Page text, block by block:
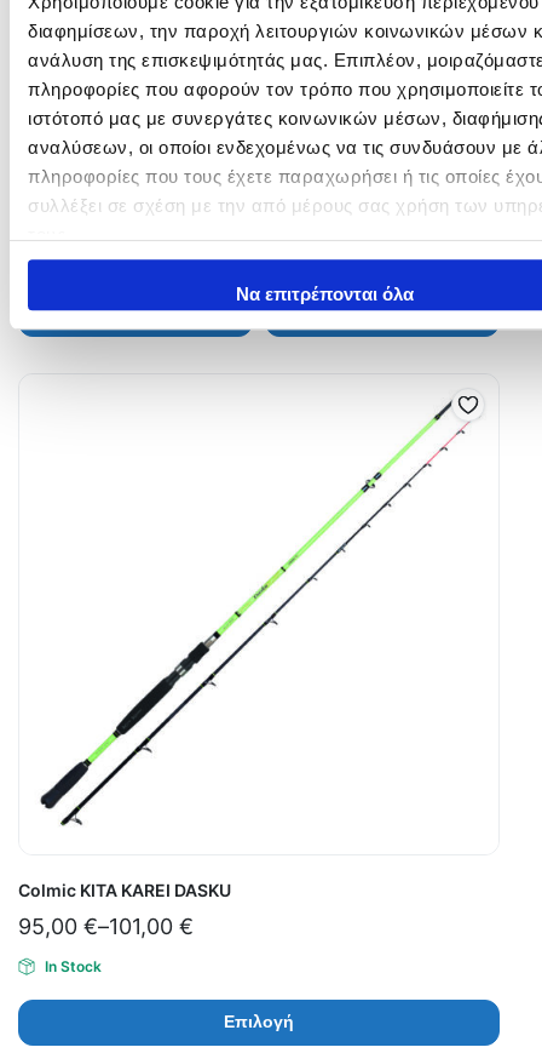
διαφημίσεων, την παροχή λειτουργιών κοινωνικών μέσων
ανάλυση της επισκεψιμότητάς μας. Επιπλέον,
πληροφορίες που αφορούν τον τρόπο που χρησιμοποιείτε
ιστότοπό μας με συνεργάτες κοινωνικών μέσων,
αναλύσεων, οι οποίοι ενδεχομένως να τις συνδυάσουν με
πληροφορίες που τους έχετε παραχωρήσει ή τις οποίες
συλλέξει σε σχέση με την από μέρους σας χρήση των
Να επιτρέπονται όλα
LEGALIS BOAT Game
90,00€– 94,50€
In Stock
Επιλογή
SENSOR Palangrotte
29,00€– 31,50€
In Stock
Επιλογή
Colmic KITA KAREI DASKU
95,00 €–101,00 €
In Stock
Επιλογή